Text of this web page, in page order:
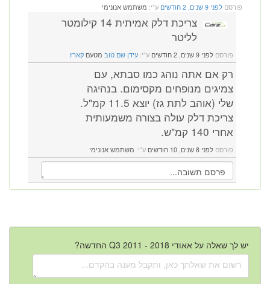
פורסם לפני 9 שנים, 2 חודשים ע"י: משתמש אנונימי
צריכת דלק אמיתית 14 קילומטר
לליטר
פורסם לפני 9 שנים, 2 חודשים ע"י: עידן שם טוב מטעם קארז
רק אם אתה נוהג כמו סבתא, עם
צמיגים מנופחים מקסימום. בנהיגה
שלי (אוהב לתת גז) יוצא 11.5 קמ"ל.
צריכת דלק עולה בצורה משמעותית
אחרי 140 קמ"ש.
פורסם לפני 8 שנים, 10 חודשים ע"י: משתמש אנונימי
יש לך שאלה על אאודי Q3 2011 - 2018 החדשה?